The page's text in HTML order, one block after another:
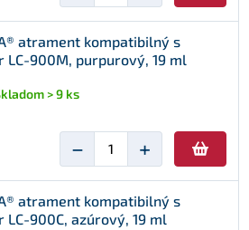
atrament kompatibilný s
LC-900M, purpurový, 19 ml
> 9 ks
− +
atrament kompatibilný s
LC-900C, azúrový, 19 ml